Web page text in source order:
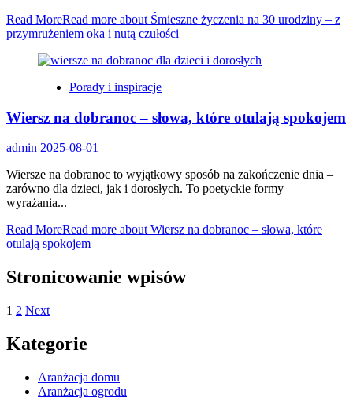
Read MoreRead more about Śmieszne życzenia na 30 urodziny – z
przymrużeniem oka i nutą czułości
Porady i inspiracje
Wiersz na dobranoc – słowa, które otulają spokojem
admin 2025-08-01
Wiersze na dobranoc to wyjątkowy sposób na zakończenie dnia –
zarówno dla dzieci, jak i dorosłych. To poetyckie formy
wyrażania...
Read MoreRead more about Wiersz na dobranoc – słowa, które
otulają spokojem
Stronicowanie wpisów
1 2 Next
Kategorie
Aranżacja domu
Aranżacja ogrodu